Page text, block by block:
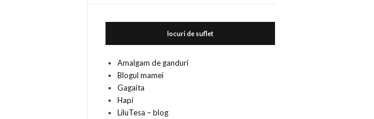
locuri de suflet
Amalgam de ganduri
Blogul mamei
Gagaita
Hapi
LiluTesa – blog